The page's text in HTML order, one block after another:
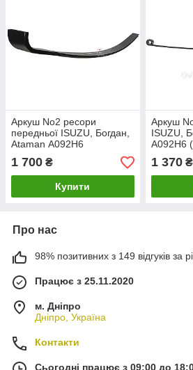
Аркуш No2 ресори
передньої ISUZU, Богдан,
Ataman А092H6
(70х10х1300) (пр.о
KAMAX)
1 700 ₴
Купити
Аркуш
ISUZU,
А092H6
1 370₴
Про нас
98% позитивних з 149 відгуків за
Працює з 25.11.2020
м. Дніпро
Дніпро, Україна
Контакти
Сьогодні працює з 09:00 до